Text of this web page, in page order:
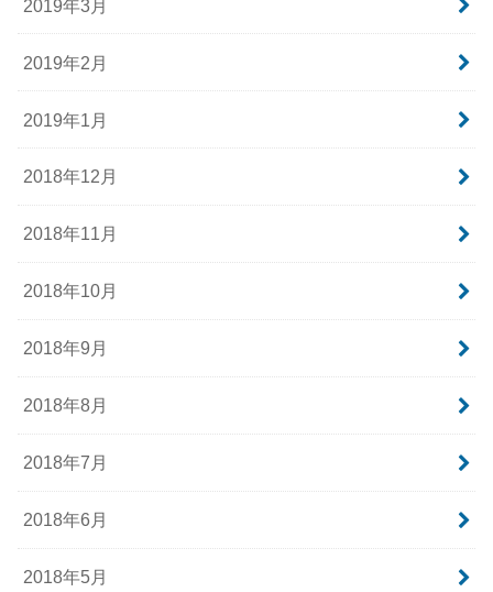
2019年3月
2019年2月
2019年1月
2018年12月
2018年11月
2018年10月
2018年9月
2018年8月
2018年7月
2018年6月
2018年5月